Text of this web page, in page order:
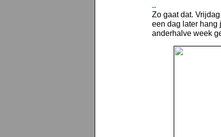
..
Zo gaat dat.
een dag later hang
anderhalve week